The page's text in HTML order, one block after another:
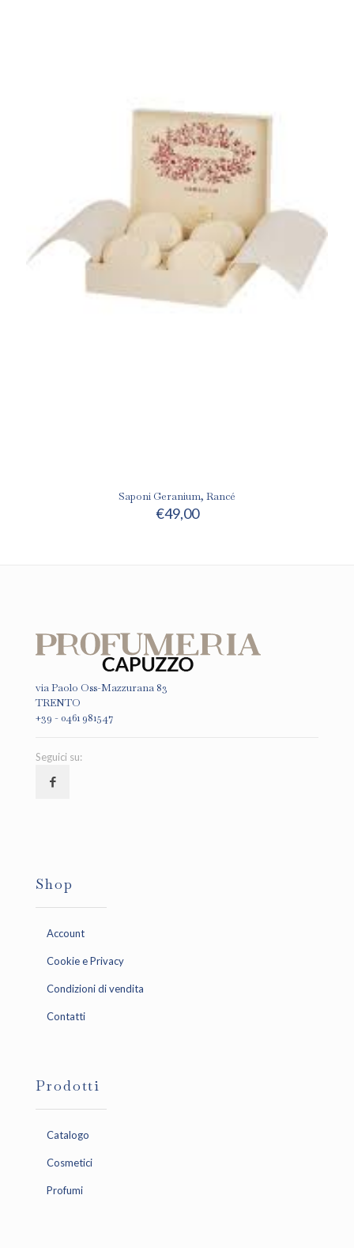
Saponi Geranium, Rancé
€49,00
via Paolo Oss-Mazzurana 83
TRENTO
+39 - 0461 981547
Seguici su:
Shop
Account
Cookie e Privacy
Condizioni di vendita
Contatti
Prodotti
Catalogo
Cosmetici
Profumi